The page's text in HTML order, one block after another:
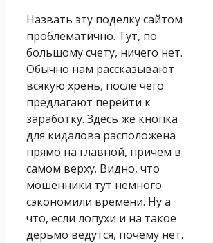
Назвать эту поделку сайтом
проблематично. Тут, по
большому счету, ничего нет.
Обычно нам рассказывают
всякую хрень, после чего
предлагают перейти к
заработку. Здесь же кнопка
для кидалова расположена
прямо на главной, причем в
самом верху. Видно, что
мошенники тут немного
сэкономили времени. Ну а
что, если лопухи и на такое
дерьмо ведутся, почему нет.